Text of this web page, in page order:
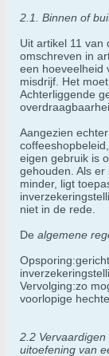
2.1. Binnen of
Uit artikel 11 van
omschreven in
een hoeveelheid
misdrijf. Het
Achterliggende
Aangezien
eigen gebruik is
gehouden. Als
minder, ligt
niet in de rede.
De algemene
Vervolging:zo
voorlopige
2.2
uitoefening van